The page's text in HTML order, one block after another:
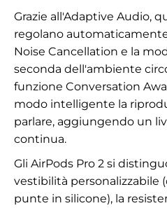
Grazie all'Adaptive Audio,
regolano
Noise Cancellation e la
seconda dell'ambiente
funzione Conversation
modo intelligente la
parlare, aggiungendo un
continua.
Gli AirPods Pro 2 si
vestibilità personalizzabile
punte in silicone), la